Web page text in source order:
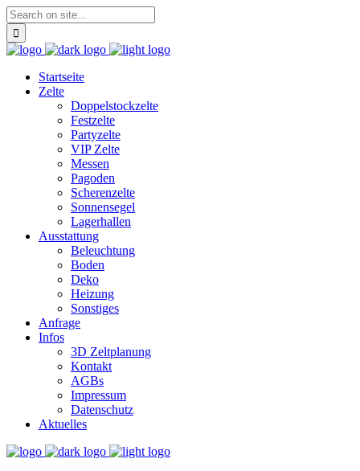
Startseite
Zelte
Doppelstockzelte
Festzelte
Partyzelte
VIP Zelte
Messen
Pagoden
Scherenzelte
Sonnensegel
Lagerhallen
Ausstattung
Beleuchtung
Boden
Deko
Heizung
Sonstiges
Anfrage
Infos
3D Zeltplanung
Kontakt
AGBs
Impressum
Datenschutz
Aktuelles